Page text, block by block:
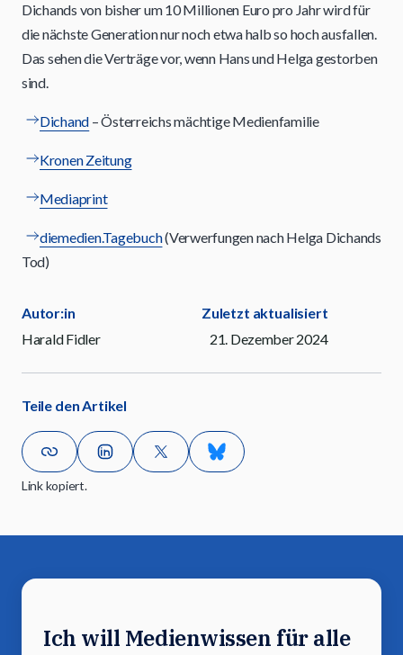
Dichands von bisher um 10 Millionen Euro pro Jahr wird für
die nächste Generation nur noch etwa halb so hoch ausfallen.
Das sehen die Verträge vor, wenn Hans und Helga gestorben
sind.
Dichand – Österreichs mächtige Medienfamilie
Kronen Zeitung
Mediaprint
diemedien.Tagebuch(Verwerfungen nach Helga Dichands
Tod)
Autor:in
Harald Fidler
Zuletzt aktualisiert
21. Dezember 2024
Teile den Artikel
Link kopiert.
Ich will Medienwissen für alle